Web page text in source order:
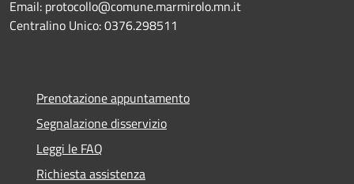
Email: protocollo@comune.marmirolo.mn.it
Centralino Unico: 0376.298511
Prenotazione appuntamento
Segnalazione disservizio
Leggi le FAQ
Richiesta assistenza